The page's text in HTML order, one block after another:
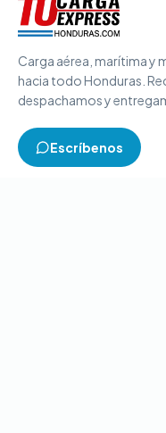
Carga aérea, marítima y
hacia todo Honduras.
despachamos y
Escríbenos